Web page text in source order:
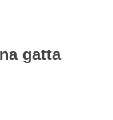
gatta